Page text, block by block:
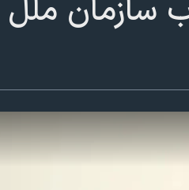
ملل